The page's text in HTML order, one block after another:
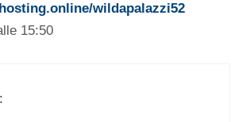
wildapalazzi52
15:50